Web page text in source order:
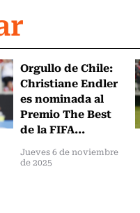
Orgullo de Chile:
Christiane Endler
es nominada al
Premio The Best
de la FIFA...
Jueves 6 de noviembre
de 2025